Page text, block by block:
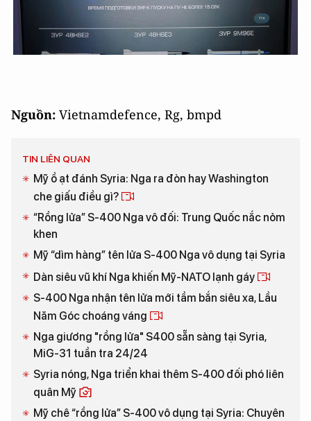
Nguồn: Vietnamdefence, Rg, bmpd
TIN LIÊN QUAN
Mỹ ồ ạt đánh Syria: Nga ra đòn hay Washington
che giấu điều gì?
“Rồng lửa” S-400 Nga vô đối: Trung Quốc nắc nỏm
khen
Mỹ “dìm hàng” tên lửa S-400 Nga vô dụng tại Syria
Dàn siêu vũ khí Nga khiến Mỹ-NATO lạnh gáy
S-400 Nga nhận tên lửa mới tầm bắn siêu xa, Lầu
Năm Góc choáng váng
Nga giương "rồng lửa" S400 sẵn sàng tại Syria,
MiG-31 tuần tra 24/24
Syria nóng, Nga triển khai thêm S-400 đối phó liên
quân Mỹ
Mỹ chê “rồng lửa” S-400 vô dụng tại Syria: Chuyên